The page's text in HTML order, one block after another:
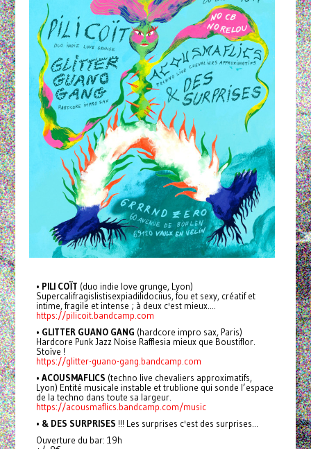
• PILI COÏT (duo indie love grunge, Lyon)
Supercalifragislistisexpiadilidociius, fou et sexy, créatif et
intime, fragile et intense ; à deux c'est mieux....
https://pilicoit.bandcamp.com
• GLITTER GUANO GANG (hardcore impro sax, Paris)
Hardcore Punk Jazz Noise Rafflesia mieux que Boustiflor.
Stoïve !
https://glitter-guano-gang.bandcamp.com
• ACOUSMAFLICS (techno live chevaliers approximatifs,
Lyon) Entité musicale instable et trublione qui sonde l’espace
de la techno dans toute sa largeur.
https://acousmaflics.bandcamp.com/music
• & DES SURPRISES !!! Les surprises c'est des surprises...
Ouverture du bar: 19h